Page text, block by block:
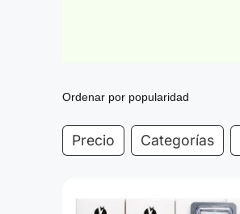
Precio Categorías